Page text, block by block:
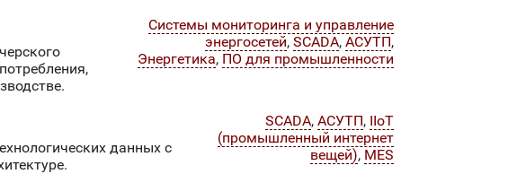
Системы мониторинга и управление
энергосетей, SCADA, АСУТП,
Энергетика, ПО для промышленности
данных с
SCADA, АСУТП, IIoT
(промышленный интернет
вещей), MES